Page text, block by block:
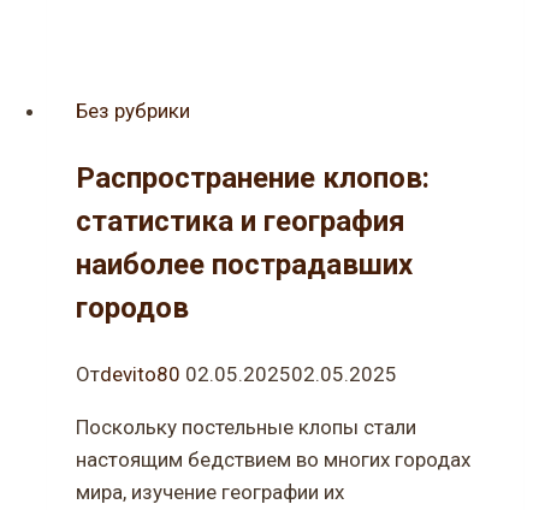
Без рубрики
Распространение клопов:
статистика и география
наиболее пострадавших
городов
Отdevito80 02.05.202502.05.2025
Поскольку постельные клопы стали
настоящим бедствием во многих городах
мира, изучение географии их